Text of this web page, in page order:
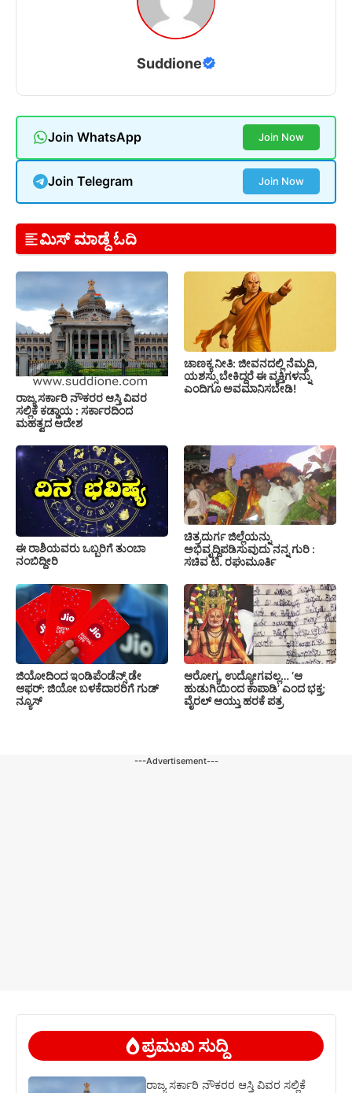
Suddione
Join WhatsApp Join Now
Join Telegram Join Now
ಮಿಸ್ ಮಾಡ್ದೆ ಓದಿ
ರಾಜ್ಯ ಸರ್ಕಾರಿ ನೌಕರರ ಆಸ್ತಿ ವಿವರ
ಸಲ್ಲಿಕೆ ಕಡ್ಡಾಯ : ಸರ್ಕಾರದಿಂದ
ಮಹತ್ವದ ಆದೇಶ
ಚಾಣಕ್ಯ ನೀತಿ: ಜೀವನದಲ್ಲಿ ನೆಮ್ಮದಿ,
ಯಶಸ್ಸು ಬೇಕಿದ್ದರೆ ಈ ವ್ಯಕ್ತಿಗಳನ್ನು
ಎಂದಿಗೂ ಅವಮಾನಿಸಬೇಡಿ!
ಈ ರಾಶಿಯವರು ಒಬ್ಬರಿಗೆ ತುಂಬಾ
ನಂಬಿದ್ದೀರಿ
ಚಿತ್ರದುರ್ಗ ಜಿಲ್ಲೆಯನ್ನು
ಅಭಿವೃದ್ದಿಪಡಿಸುವುದು ನನ್ನ ಗುರಿ :
ಸಚಿವ ಟಿ. ರಘುಮೂರ್ತಿ
ಜಿಯೋದಿಂದ ಇಂಡಿಪೆಂಡೆನ್ಸ್ ಡೇ
ಆಫರ್: ಜಿಯೋ ಬಳಕೆದಾರರಿಗೆ ಗುಡ್
ನ್ಯೂಸ್
ಆರೋಗ್ಯ, ಉದ್ಯೋಗವಲ್ಲ… ‘ಆ
ಹುಡುಗಿಯಿಂದ ಕಾಪಾಡಿ’ ಎಂದ ಭಕ್ತ;
ವೈರಲ್ ಆಯ್ತು ಹರಕೆ ಪತ್ರ
---Advertisement---
ಪ್ರಮುಖ ಸುದ್ದಿ
ರಾಜ್ಯ ಸರ್ಕಾರಿ ನೌಕರರ ಆಸ್ತಿ ವಿವರ ಸಲ್ಲಿಕೆ